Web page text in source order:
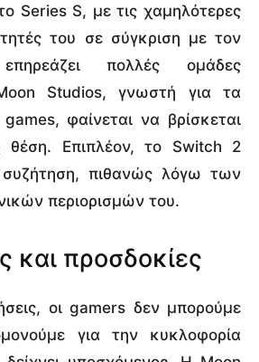
Series S, με τις χαμηλότερες
του σε σύγκριση με τον
πολλές ομάδες
Studios, γνωστή για τα
φαίνεται να βρίσκεται
θέση. Επιπλέον, το Switch 2
συζήτηση, πιθανώς λόγω των
περιορισμών του.
και προσδοκίες
οι gamers δεν μπορούμε
για την κυκλοφορία